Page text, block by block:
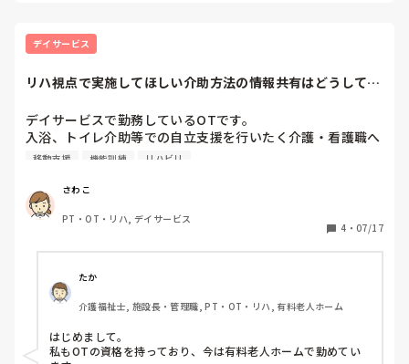
維持のために、車椅子の自走を促す」の一文を削除してくれ
ません。
入させて、それを毎日10分は使用するようにケアプランに追
はっきり言って、足置きにしかなっていません。それも、職
員が付きっきりで運動するよう促すことになっています。職
員がFさんの膝を押さえながら「こうやって交互に脚に力を
すと、やっぱり足置き…。職員の手の運動にしかなっていま
せん。
り、車椅子の自走は促し続けないといけないのでしょうか？
デイサービス
リハ視点で実施してほしい介助方法の情報共有はどうしてい
デイサービスで勤務しているOTです。
入浴、トイレ介助等での自立支援を行いたく介護・看護職へ
トイレまでの移動を歩行介助で、等情報共有するのですが時
けをするようにはしているのですが多数のスタッフが関わる
ため人によって実施できていません。
みなさんはどのように情報共有していますか？
移動支援 機能訓練 リハビリ
さわこ
PT・OT・リハ, デイサービス
4 ・ 07/17
たか
介護福祉士, 施設長・管理職, PT・OT・リハ, 有料老人ホーム
はじめまして。
私もOTの資格を持っており、今は有料老人ホームで勤めてい